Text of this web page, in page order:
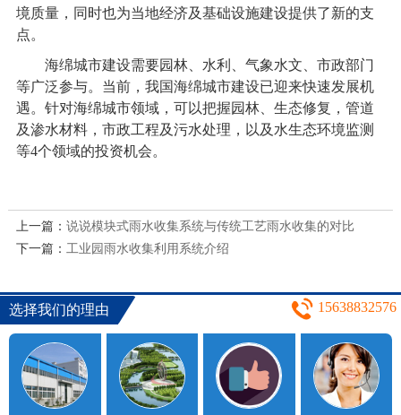
境质量，同时也为当地经济及基础设施建设提供了新的支
点。
海绵城市建设需要园林、水利、气象水文、市政部门
等广泛参与。当前，我国海绵城市建设已迎来快速发展机
遇。针对海绵城市领域，可以把握园林、生态修复，管道
及渗水材料，市政工程及污水处理，以及水生态环境监测
等4个领域的投资机会。
上一篇： 说说模块式雨水收集系统与传统工艺雨水收集的对比
下一篇： 工业园雨水收集利用系统介绍
选择我们的理由 15638832576